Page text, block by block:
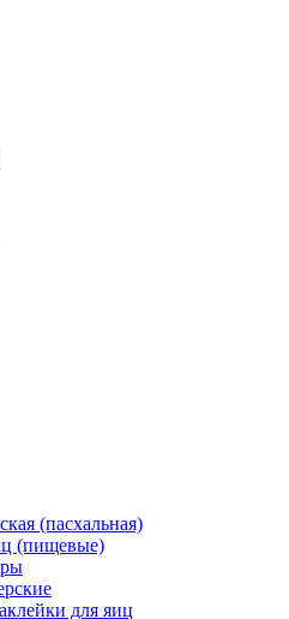
(пасхальная)
(пищевые)
для яиц